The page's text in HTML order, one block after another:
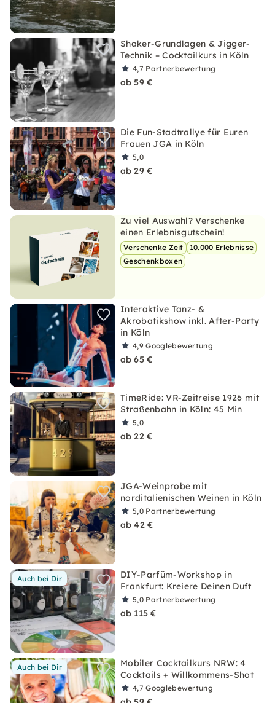
Shaker-Grundlagen & Jigger-
Technik – Cocktailkurs in Köln
4,7 Partnerbewertung
ab 59 €
Die Fun-Stadtrallye für Euren
Frauen JGA in Köln
5,0
ab 29 €
Zu viel Auswahl? Verschenke
einen Erlebnisgutschein!
Verschenke Zeit
10.000 Erlebnisse
Geschenkboxen
Interaktive Tanz- &
Akrobatikshow inkl. After-Party
in Köln
4,9Googlebewertung
ab 65 €
TimeRide: VR-Zeitreise 1926 mit
Straßenbahn in Köln: 45 Min
5,0
ab 22 €
JGA-Weinprobe mit
norditalienischen Weinen in Köln
5,0 Partnerbewertung
ab 42 €
Auch bei Dir
DIY-Parfüm-Workshop in
Frankfurt: Kreiere Deinen Duft
5,0 Partnerbewertung
ab 115 €
Auch bei Dir
Mobiler Cocktailkurs NRW: 4
Cocktails + Willkommens-Shot
4,7Googlebewertung